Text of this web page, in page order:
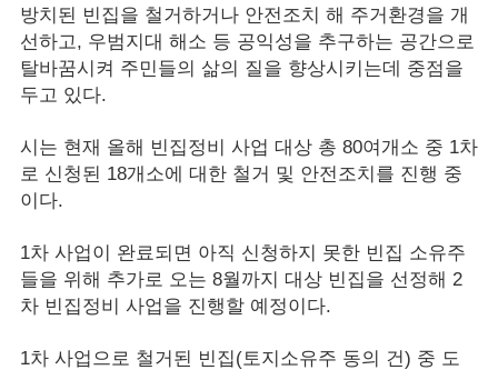
방치된 빈집을 철거하거나 안전조치 해 주거환경을 개
선하고, 우범지대 해소 등 공익성을 추구하는 공간으로
탈바꿈시켜 주민들의 삶의 질을 향상시키는데 중점을
두고 있다.
시는 현재 올해 빈집정비 사업 대상 총 80여개소 중 1차
로 신청된 18개소에 대한 철거 및 안전조치를 진행 중
이다.
1차 사업이 완료되면 아직 신청하지 못한 빈집 소유주
들을 위해 추가로 오는 8월까지 대상 빈집을 선정해 2
차 빈집정비 사업을 진행할 예정이다.
1차 사업으로 철거된 빈집(토지소유주 동의 건) 중 도